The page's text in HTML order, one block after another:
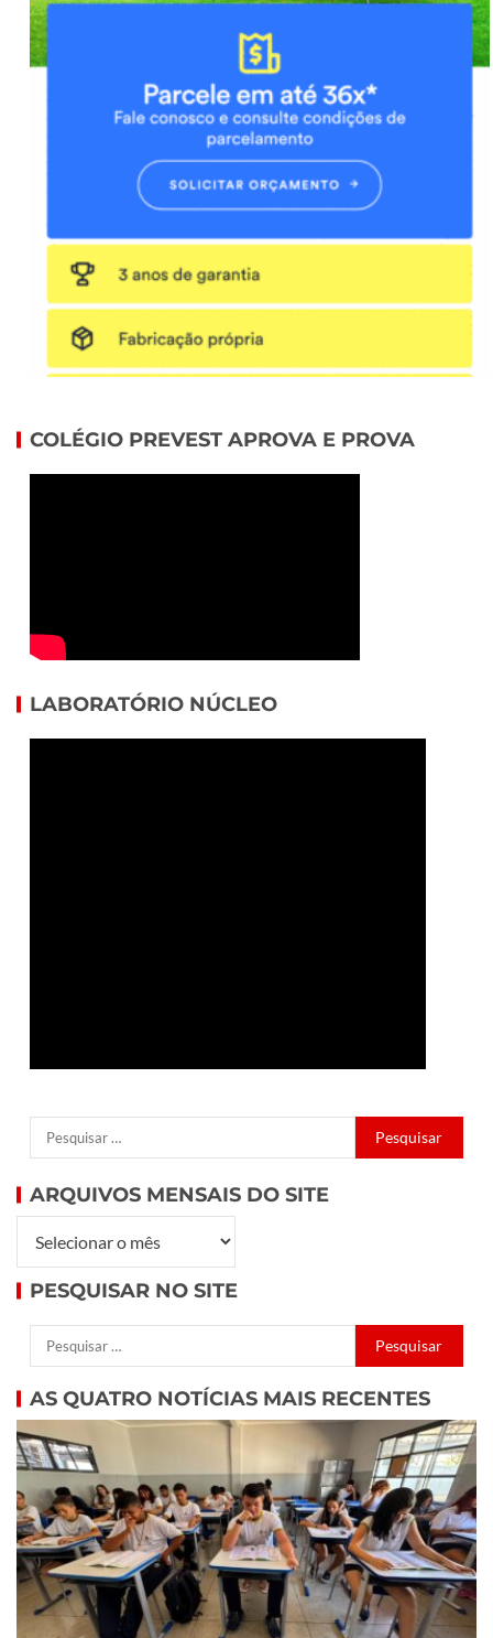
COLÉGIO PREVEST APROVA E PROVA
LABORATÓRIO NÚCLEO
ARQUIVOS MENSAIS DO SITE
PESQUISAR NO SITE
AS QUATRO NOTÍCIAS MAIS RECENTES